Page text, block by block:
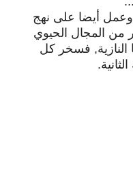
وعمل أيضا على نهج
من المجال الحيوي
النازية, فسخر كل